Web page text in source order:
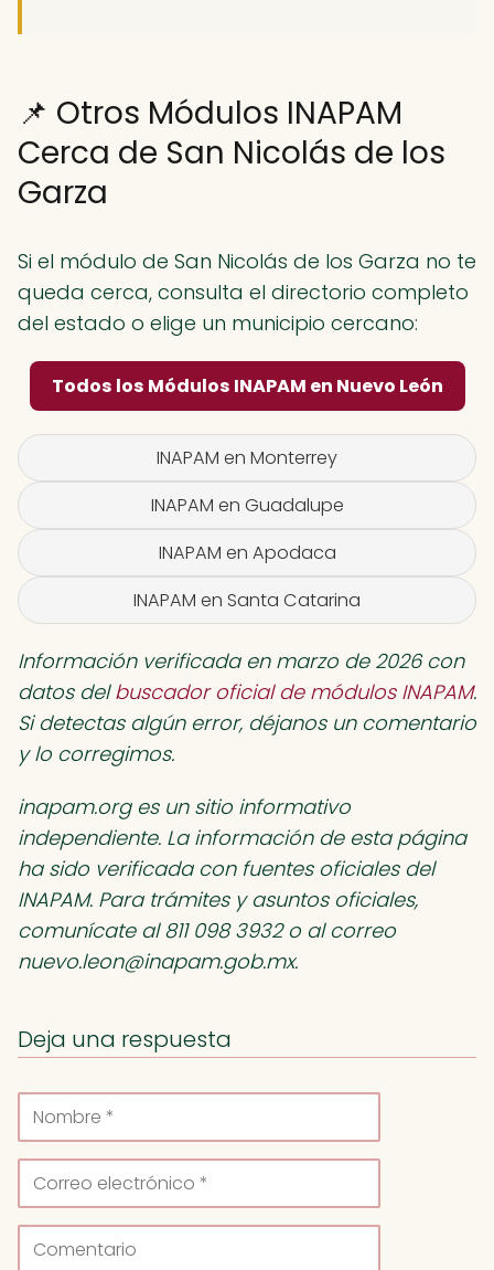
📌 Otros Módulos INAPAM
Cerca de San Nicolás de los
Garza
Si el módulo de San Nicolás de los Garza no te
queda cerca, consulta el directorio completo
del estado o elige un municipio cercano:
Todos los Módulos INAPAM en Nuevo León
INAPAM en Monterrey
INAPAM en Guadalupe
INAPAM en Apodaca
INAPAM en Santa Catarina
Información verificada en marzo de 2026 con
datos delbuscador oficial de módulos INAPAM.
Si detectas algún error, déjanos un comentario
y lo corregimos.
inapam.org es un sitio informativo
independiente. La información de esta página
ha sido verificada con fuentes oficiales del
INAPAM. Para trámites y asuntos oficiales,
comunícate al 811 098 3932 o al correo
nuevo.leon@inapam.gob.mx.
Deja una respuesta